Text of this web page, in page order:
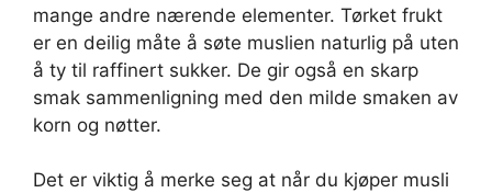
mange andre nærende elementer. Tørket frukt
er en deilig måte å søte muslien naturlig på uten
å ty til raffinert sukker. De gir også en skarp
smak sammenligning med den milde smaken av
korn og nøtter.
Det er viktig å merke seg at når du kjøper musli